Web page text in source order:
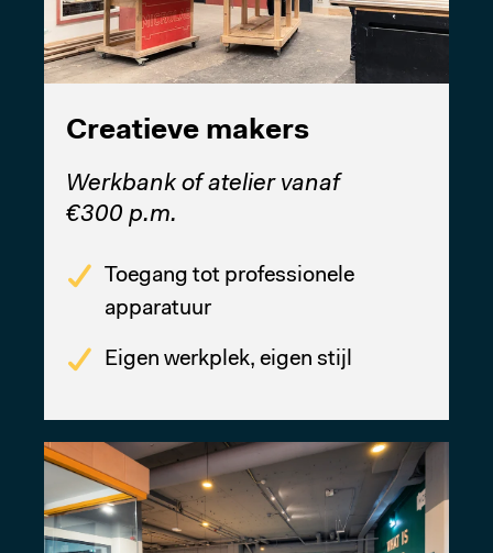
Creatieve makers
Werkbank of atelier vanaf
€300 p.m.
Toegang tot professionele
apparatuur
Eigen werkplek, eigen stijl